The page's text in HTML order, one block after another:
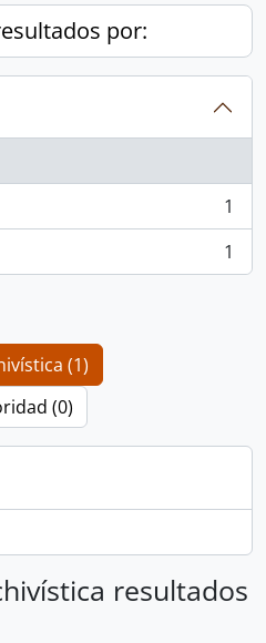
por:
1
1
(1)
(0)
resultados